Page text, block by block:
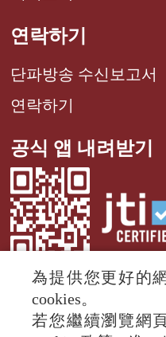
연락하기
단파방송 수신보고서
연락하기
공식 앱 내려받기
© 2024 RTI (Radio
為提供您更好的
cookies。
若您繼續瀏覽網